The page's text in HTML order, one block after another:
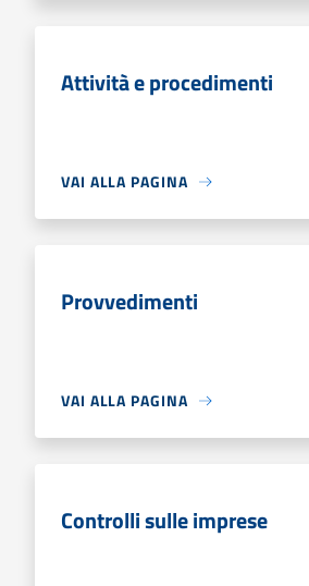
Attività e procedimenti
VAI ALLA PAGINA
Provvedimenti
VAI ALLA PAGINA
Controlli sulle imprese